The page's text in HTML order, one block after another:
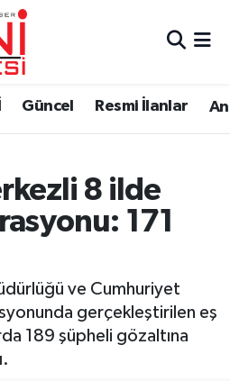
Güncel Resmi İlanlar
8 ilde
171
ve Cumhuriyet
gerçekleştirilen eş
189 şüpheli gözaltına
Haritası
ve Fikstür